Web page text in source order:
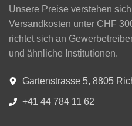
Unsere Preise verstehen
Versandkosten unter CHF
richtet sich an
und ähnliche Institutionen.
Gartenstrasse 5, 8805
+41 44 784 11 62